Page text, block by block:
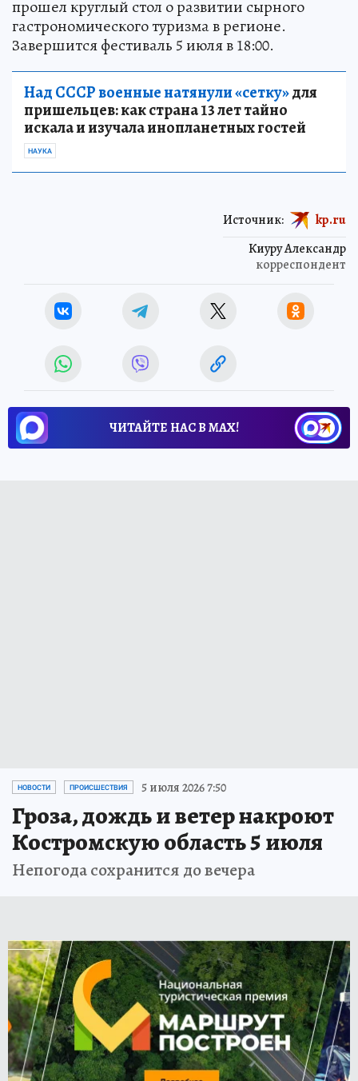
прошел круглый стол о развитии сырного
гастрономического туризма в регионе.
Завершится фестиваль 5 июля в 18:00.
Над СССР военные натянули «сетку»для
пришельцев: как страна 13 лет тайно
искала и изучала инопланетных гостей
НАУКА
Киуру Александр
корреспондент
Источник: kp.ru
ЧИТАЙТЕ НАС В МАХ!
НОВОСТИ ПРОИСШЕСТВИЯ 5 июля 2026 7:50
Гроза, дождь и ветер накроют
Костромскую область 5 июля
Непогода сохранится до вечера